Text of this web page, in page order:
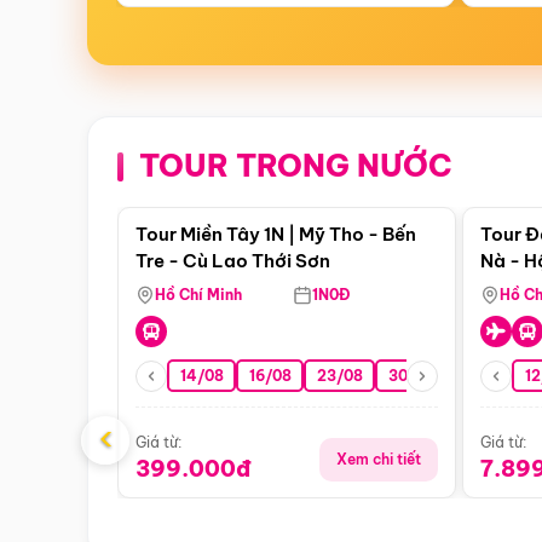
TOUR TRONG NƯỚC
Điểm nổi bật
Tour Miền Tây 1N | Mỹ Tho - Bến
Tre - Cù Lao Thới Sơn
Hồ Chí Minh 1N0Đ
14/08 16/08 23/08 30/08 06/09
Giá từ:
399.000đ Xem chi tiết
Tour
Nà -
Nha
Hồ
Giá từ:
‹